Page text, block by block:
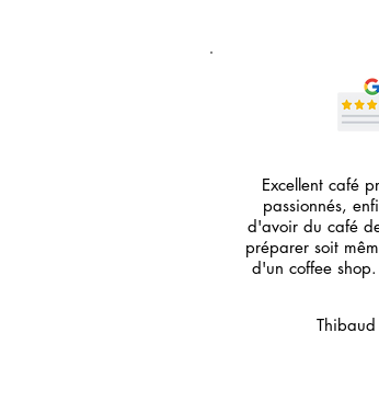
Excellent café
passionnés,
d'avoir du café
préparer soit
d'un coffee
Thibaud